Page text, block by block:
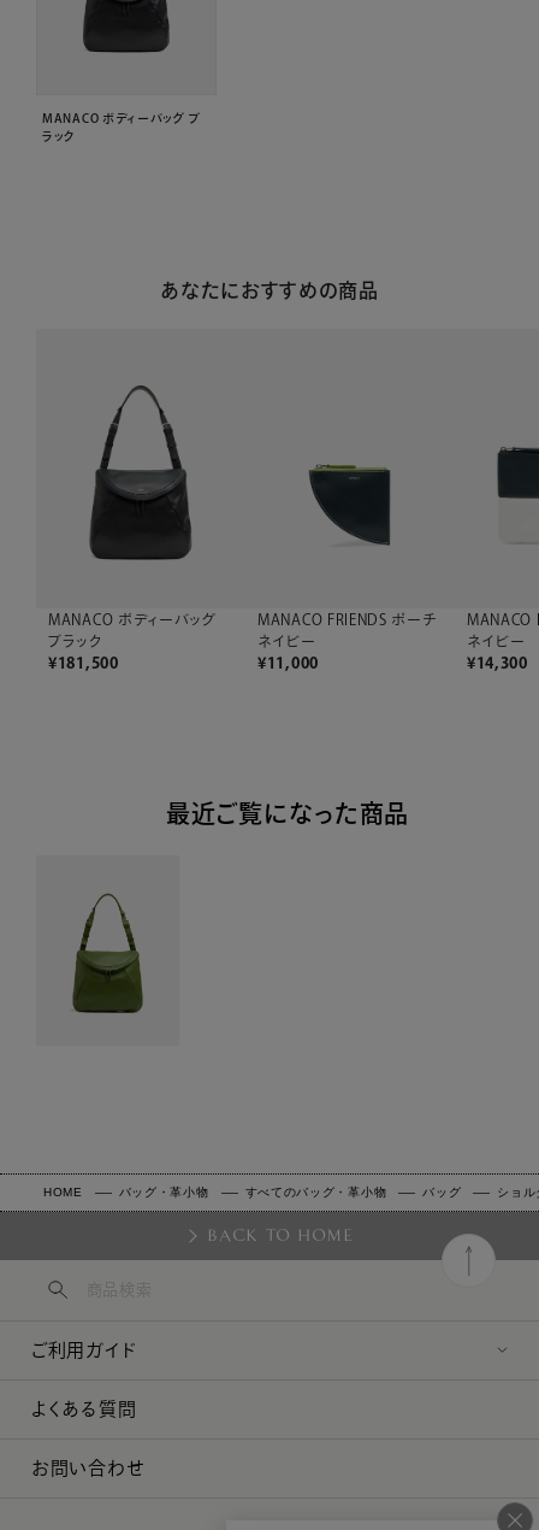
MANACO ボディーバッグ ブ
ラック
あなたにおすすめの商品
MANACO ボディーバッグ
ブラック
¥181,500
MANACO FRIENDS ポーチ
ネイビー
¥11,000
MANACO
ネイビー
¥14,300
最近ご覧になった商品
HOME バッグ・革小物 すべてのバッグ・革小物 バッグ ショル
BACK TO HOME
ご利用ガイド
よくある質問
お問い合わせ